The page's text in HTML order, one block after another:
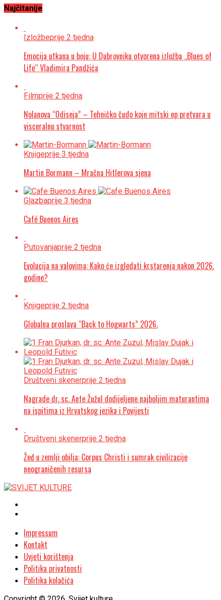
Najčitanije
Izložbeprije 2 tjedna
Emocija utkana u boju: U Dubrovniku otvorena izložba „Blues of
Life“ Vladimira Pandžića
Filmprije 2 tjedna
Nolanova “Odiseja” – Tehničko čudo koje mitski ep pretvara u
visceralnu stvarnost
Knjigeprije 3 tjedna
Martin Bormann – Mračna Hitlerova sjena
Glazbaprije 3 tjedna
Café Buenos Aires
Putovanjaprije 2 tjedna
Evolucija na valovima: Kako će izgledati krstarenja nakon 2026.
godine?
Knjigeprije 2 tjedna
Globalna proslava “Back to Hogwarts” 2026.
Društveni skenerprije 2 tjedna
Nagrade dr. sc. Ante Žužul dodijeljene najboljim maturantima
na ispitima iz Hrvatskog jezika i Povijesti
Društveni skenerprije 2 tjedna
Žeđ u zemlji obilja: Corpus Christi i sumrak civilizacije
neograničenih resursa
Impressum
Kontakt
Uvjeti korištenja
Politika privatnosti
Politika kolačića